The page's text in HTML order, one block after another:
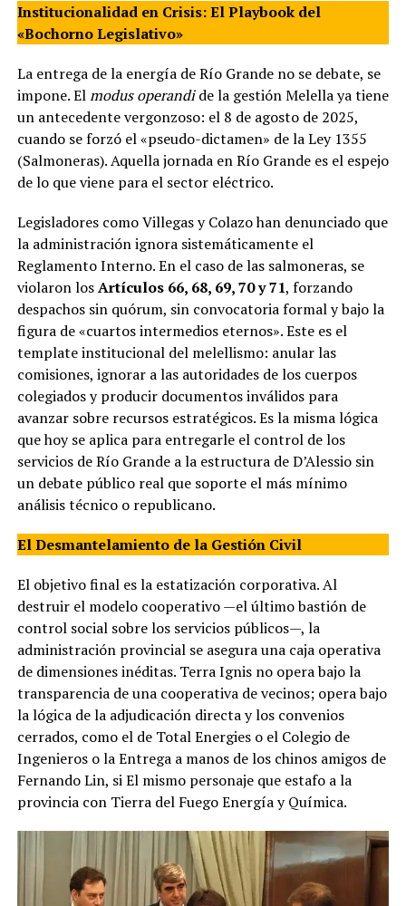
Institucionalidad en Crisis: El Playbook del
«Bochorno Legislativo»
La entrega de la energía de Río Grande no se debate, se
impone. Elmodus operandide la gestión Melella ya tiene
un antecedente vergonzoso: el 8 de agosto de 2025,
cuando se forzó el «pseudo-dictamen» de la Ley 1355
(Salmoneras). Aquella jornada en Río Grande es el espejo
de lo que viene para el sector eléctrico.
Legisladores como Villegas y Colazo han denunciado que
la administración ignora sistemáticamente el
Reglamento Interno. En el caso de las salmoneras, se
violaron losArtículos 66, 68, 69, 70 y 71, forzando
despachos sin quórum, sin convocatoria formal y bajo la
figura de «cuartos intermedios eternos». Este es el
template institucional del melellismo: anular las
comisiones, ignorar a las autoridades de los cuerpos
colegiados y producir documentos inválidos para
avanzar sobre recursos estratégicos. Es la misma lógica
que hoy se aplica para entregarle el control de los
servicios de Río Grande a la estructura de D’Alessio sin
un debate público real que soporte el más mínimo
análisis técnico o republicano.
El Desmantelamiento de la Gestión Civil
El objetivo final es la estatización corporativa. Al
destruir el modelo cooperativo —el último bastión de
control social sobre los servicios públicos—, la
administración provincial se asegura una caja operativa
de dimensiones inéditas. Terra Ignis no opera bajo la
transparencia de una cooperativa de vecinos; opera bajo
la lógica de la adjudicación directa y los convenios
cerrados, como el de Total Energies o el Colegio de
Ingenieros o la Entrega a manos de los chinos amigos de
Fernando Lin, si El mismo personaje que estafo a la
provincia con Tierra del Fuego Energía y Química.